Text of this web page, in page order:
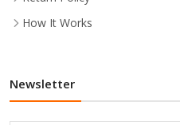
How It Works
Newsletter